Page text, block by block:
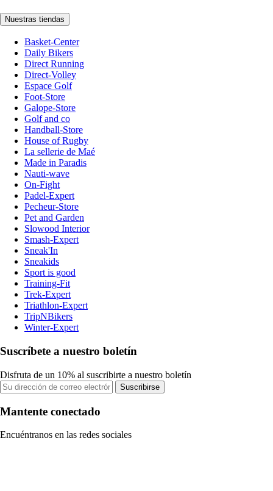
Nuestras tiendas
Basket-Center
Daily Bikers
Direct Running
Direct-Volley
Espace Golf
Foot-Store
Galope-Store
Golf and co
Handball-Store
House of Rugby
La sellerie de Maé
Made in Paradis
Nauti-wave
On-Fight
Padel-Expert
Pecheur-Store
Pet and Garden
Slowood Interior
Smash-Expert
Sneak'In
Sneakids
Sport is good
Training-Fit
Trek-Expert
Triathlon-Expert
TripNBikers
Winter-Expert
Suscríbete a nuestro boletín
Disfruta de un 10% al suscribirte a nuestro boletín
Suscribirse
Mantente conectado
Encuéntranos en las redes sociales